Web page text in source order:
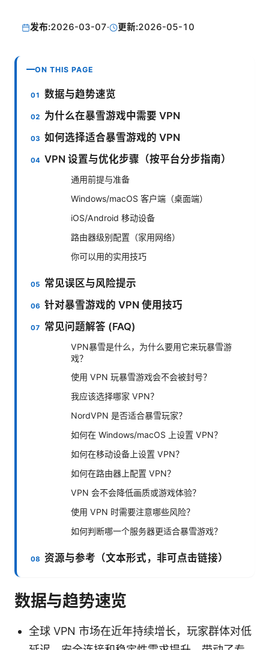
发布:2026-03-07· 更新:2026-05-10
ON THIS PAGE
数据与趋势速览
为什么在暴雪游戏中需要 VPN
如何选择适合暴雪游戏的 VPN
VPN 设置与优化步骤（按平台分步指南）
通用前提与准备
Windows/macOS 客户端（桌面端）
iOS/Android 移动设备
路由器级别配置（家用网络）
你可以用的实用技巧
常见误区与风险提示
针对暴雪游戏的 VPN 使用技巧
常见问题解答 (FAQ)
VPN暴雪是什么，为什么要用它来玩暴雪游
戏？
使用 VPN 玩暴雪游戏会不会被封号？
我应该选择哪家 VPN？
NordVPN 是否适合暴雪玩家？
如何在 Windows/macOS 上设置 VPN？
如何在移动设备上设置 VPN？
如何在路由器上配置 VPN？
VPN 会不会降低画质或游戏体验？
使用 VPN 时需要注意哪些风险？
如何判断哪一个服务器更适合暴雪游戏？
资源与参考（文本形式，非可点击链接）
数据与趋势速览
全球 VPN 市场在近年持续增长，玩家群体对低